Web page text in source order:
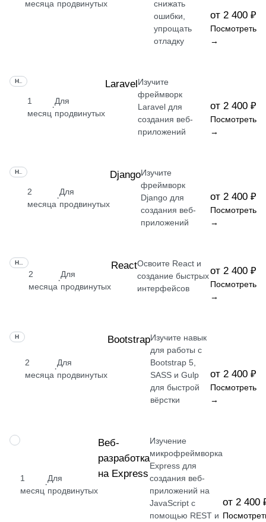
месяца продвинутых
снижать
ошибки,
упрощать
отладку
от 2 400 ₽
Посмотреть
→
1
месяц
·
Для
продвинутых
LaravelИзучите
фреймворк
Laravel для
создания веб-
приложений
от 2 400 ₽
Посмотреть
→
2
месяца
·
Для
продвинутых
DjangoИзучите
фреймворк
Django для
создания веб-
приложений
от 2 400 ₽
Посмотреть
→
2
месяца
·
Для
продвинутых
ReactОсвоите React и
создание быстрых
интерфейсов
от 2 400 ₽
Посмотреть
→
НАВЫК
2
месяца
·
Для
продвинутых
BootstrapИзучите навык
для работы с
Bootstrap 5,
SASS и Gulp
для быстрой
вёрстки
от 2 400 ₽
Посмотреть
→
НАВЫК
1
месяц
·
Для
продвинутых
Веб-
разработка
на Express
Изучение
микрофреймворка
Express для
создания веб-
приложений на
JavaScript с
помощью REST и
от 2 400